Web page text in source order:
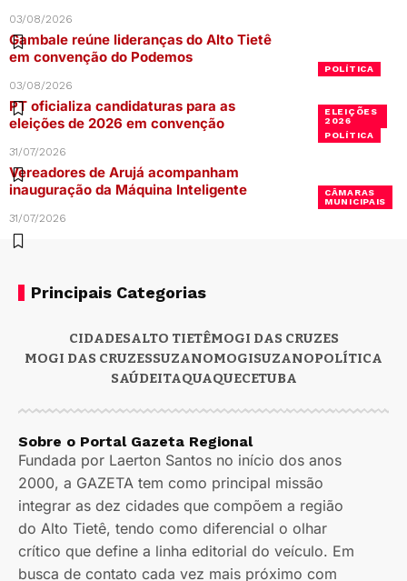
03/08/2026
POLÍTICA
Gambale reúne lideranças do Alto Tietê
em convenção do Podemos
03/08/2026
ELEIÇÕES
2026
POLÍTICA
PT oficializa candidaturas para as
eleições de 2026 em convenção
31/07/2026
CÂMARAS
MUNICIPAIS
Vereadores de Arujá acompanham
inauguração da Máquina Inteligente
31/07/2026
Principais Categorias
CIDADESALTO TIETÊMOGI DAS CRUZES
MOGI DAS CRUZESSUZANOMOGISUZANOPOLÍTICA
SAÚDEITAQUAQUECETUBA
Sobre o Portal Gazeta Regional
Fundada por Laerton Santos no início dos anos
2000, a GAZETA tem como principal missão
integrar as dez cidades que compõem a região
do Alto Tietê, tendo como diferencial o olhar
crítico que define a linha editorial do veículo. Em
busca de contato cada vez mais próximo com